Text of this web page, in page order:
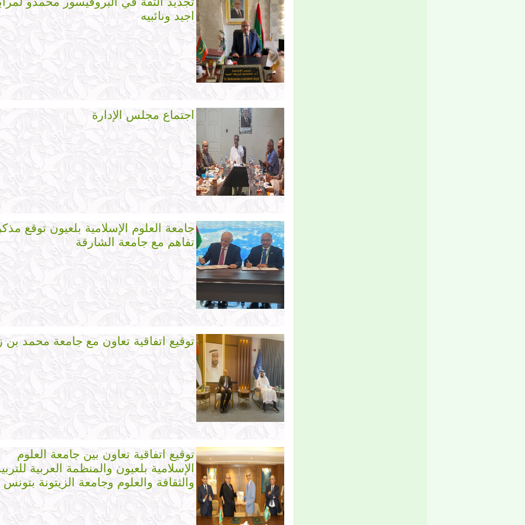
اجيد ونائبيه
اجتماع مجلس الإدارة
جامعة العلوم الإسلامية بلعيون توقع
تفاهم مع جامعة الشارقة
توقيع اتفاقية تعاون مع جامعة محمد بن
توقيع اتفاقية تعاون بين جامعة العلوم
الإسلامية بلعيون والمنظمة العربية
والثقافة والعلوم وجامعة الزيتونة بتونس